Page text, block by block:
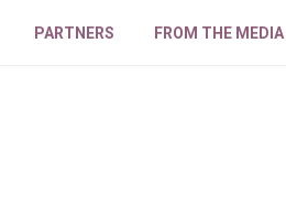
PARTNERS FROM THE MEDIA